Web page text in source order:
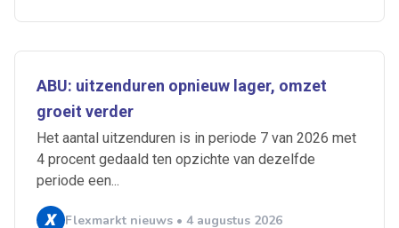
ABU: uitzenduren opnieuw lager, omzet
groeit verder
Het aantal uitzenduren is in periode 7 van 2026 met
4 procent gedaald ten opzichte van dezelfde
periode een...
Flexmarkt nieuws • 4 augustus 2026